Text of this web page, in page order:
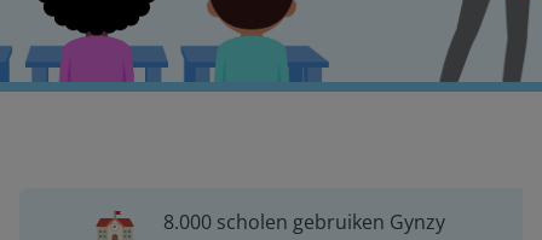
8.000 scholen gebruiken Gynzy